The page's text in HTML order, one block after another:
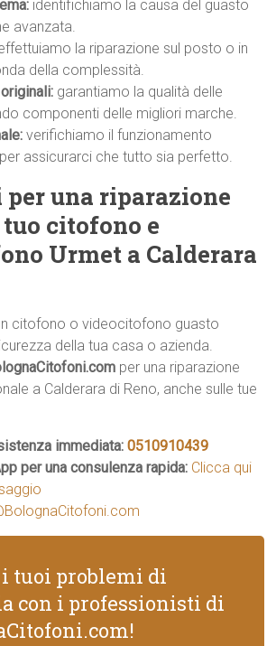
identifichiamo la causa del guasto
avanzata.
la riparazione sul posto o in
della complessità.
garantiamo la qualità delle
componenti delle migliori marche.
verifichiamo il funzionamento
assicurarci che tutto sia perfetto.
una riparazione
citofono e
Urmet a Calderara
citofono o videocitofono guasto
della tua casa o azienda.
per una riparazione
a Calderara di Reno, anche sulle tue
immediata:0510910439
per una consulenza rapida: Clicca qui
tuoi problemi di
con i professionisti di